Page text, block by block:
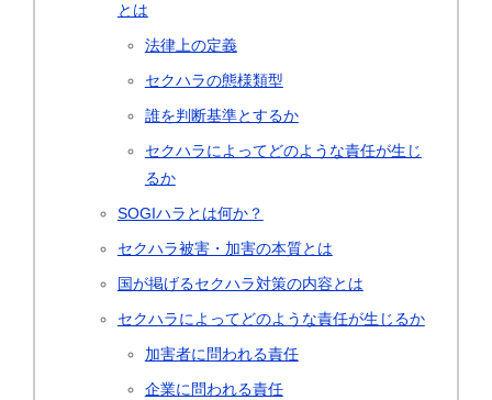
とは
法律上の定義
セクハラの態様類型
誰を判断基準とするか
セクハラによってどのような責任が生じ
るか
SOGIハラとは何か？
セクハラ被害・加害の本質とは
国が掲げるセクハラ対策の内容とは
セクハラによってどのような責任が生じるか
加害者に問われる責任
企業に問われる責任